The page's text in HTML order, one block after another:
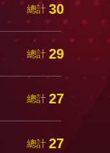
總計 30
總計 29
總計 27
總計 27